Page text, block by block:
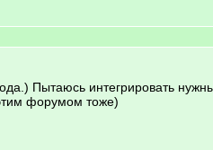
Пытаюсь интегрировать
форумом тоже)